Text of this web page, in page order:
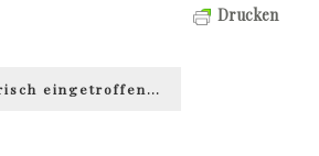
Drucken
eingetroffen…